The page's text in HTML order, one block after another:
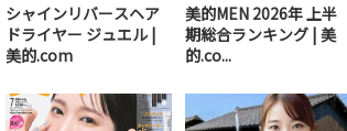
シャインリバースヘア
ドライヤー ジュエル |
美的.com
美的MEN 2026年 上半
期総合ランキング | 美
的.co...